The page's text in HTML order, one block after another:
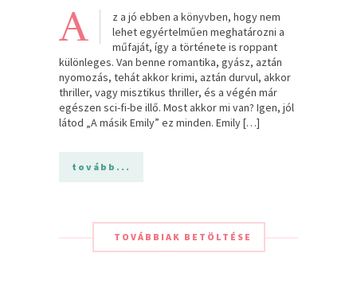
A
z a jó ebben a könyvben, hogy nem
lehet egyértelműen meghatározni a
műfaját, így a története is roppant
különleges. Van benne romantika, gyász, aztán
nyomozás, tehát akkor krimi, aztán durvul, akkor
thriller, vagy misztikus thriller, és a végén már
egészen sci-fi-be illő. Most akkor mi van? Igen, jól
látod „A másik Emily” ez minden. Emily […]
tovább...
TOVÁBBIAK BETÖLTÉSE